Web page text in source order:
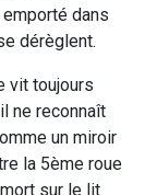
dans
dérèglent.
vit toujours
ne reconnaît
un miroir
la 5ème roue
sur le lit